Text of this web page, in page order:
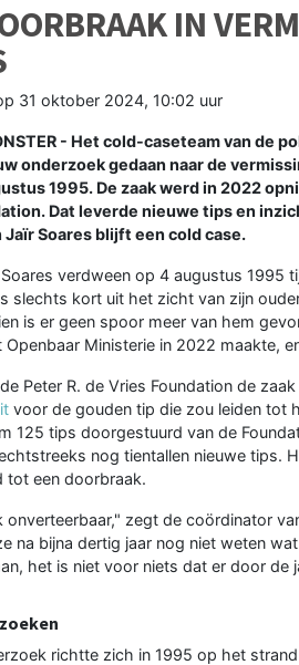
IN
31 oktober 2024, 10:02 uur
- Het cold-caseteam van de
onderzoek gedaan naar de
1995. De zaak werd in 2022
Dat leverde nieuwe tips en
Soares blijft een cold case.
verdween op 4 augustus 1995
slechts kort uit het zicht van zijn
is er geen spoor meer van hem
Ministerie in 2022 maakte,
Peter R. de Vries Foundation de
voor de gouden tip die zou leiden tot
125 tips doorgestuurd van de
nog tientallen nieuwe tips.
tot een doorbraak.
onverteerbaar," zegt de coördinator
na bijna dertig jaar nog niet weten
het is niet voor niets dat er door de
richtte zich in 1995 op het